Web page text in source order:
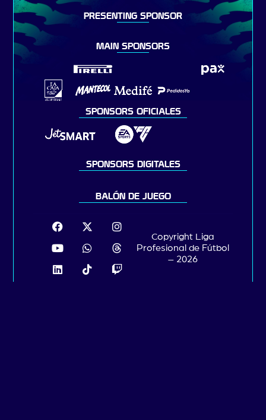
PRESENTING SPONSOR
MAIN SPONSORS
SPONSORS OFICIALES
SPONSORS DIGITALES
BALÓN DE JUEGO
Copyright Liga
Profesional de Fútbol
– 2026